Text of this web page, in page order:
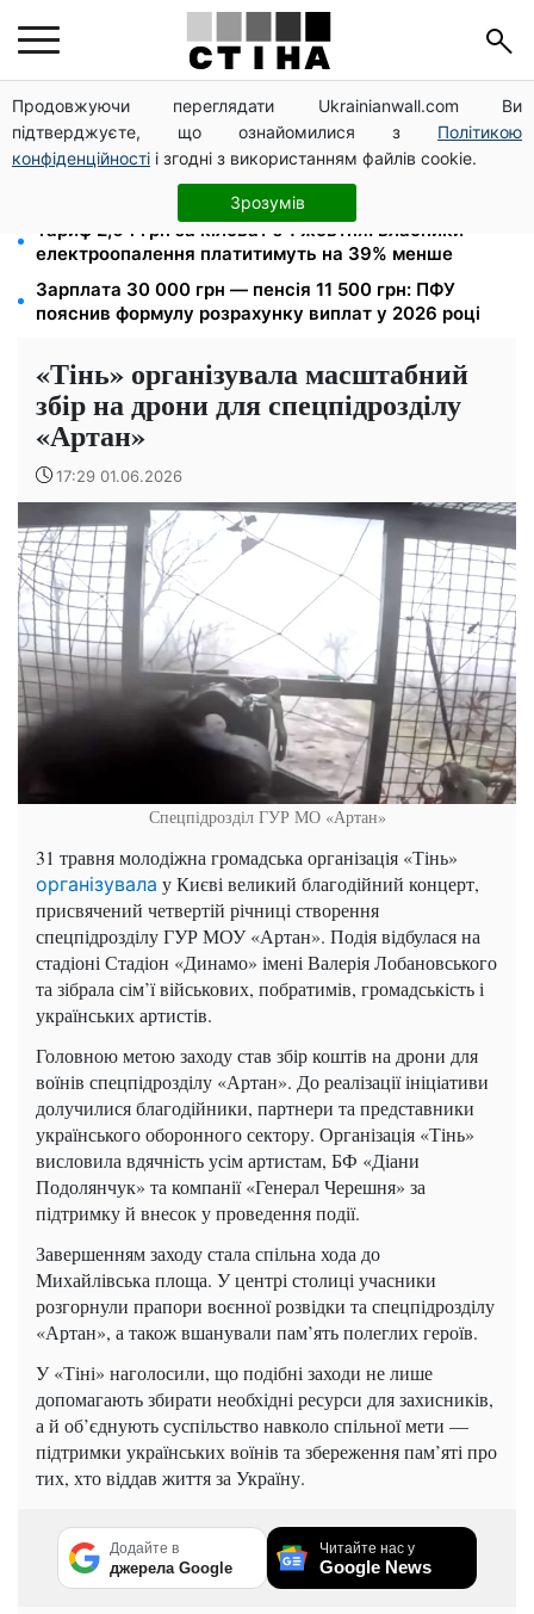
Продовжуючи переглядати Ukrainianwall.com Ви
підтверджуєте, що ознайомилися з Політикою
конфіденційності і згодні з використанням файлів cookie.
Зрозумів
12 300 грн від УВКБ ООН: пенсіонери та безробітні
переселенці отримають виплати у серпні
Тарифи Київстар і Vodafone подешевшали до 50%:
скільки коштує зв'язок у серпні
Тариф 2,64 грн за кіловат з 1 жовтня: власники
електроопалення платитимуть на 39% менше
Зарплата 30 000 грн — пенсія 11 500 грн: ПФУ
пояснив формулу розрахунку виплат у 2026 році
«Тінь» організувала масштабний
збір на дрони для спецпідрозділу
«Артан»
17:29 01.06.2026
Спецпідрозділ ГУР МО «Артан»
31 травня молодіжна громадська організація «Тінь»
організувала у Києві великий благодійний концерт,
присвячений четвертій річниці створення
спецпідрозділу ГУР МОУ «Артан». Подія відбулася на
стадіоні Стадіон «Динамо» імені Валерія Лобановського
та зібрала сім’ї військових, побратимів, громадськість і
українських артистів.
Головною метою заходу став збір коштів на дрони для
воїнів спецпідрозділу «Артан». До реалізації ініціативи
долучилися благодійники, партнери та представники
українського оборонного сектору. Організація «Тінь»
висловила вдячність усім артистам, БФ «Діани
Подолянчук» та компанії «Генерал Черешня» за
підтримку й внесок у проведення події.
Завершенням заходу стала спільна хода до
Михайлівська площа. У центрі столиці учасники
розгорнули прапори воєнної розвідки та спецпідрозділу
«Артан», а також вшанували пам’ять полеглих героїв.
У «Тіні» наголосили, що подібні заходи не лише
допомагають збирати необхідні ресурси для захисників,
а й об’єднують суспільство навколо спільної мети —
підтримки українських воїнів та збереження пам’яті про
тих, хто віддав життя за Україну.
Додайте в
джерела Google
Читайте нас у
Google News